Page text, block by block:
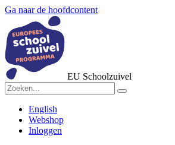
Ga naar de hoofdcontent
EU Schoolzuivel
English
Webshop
Inloggen